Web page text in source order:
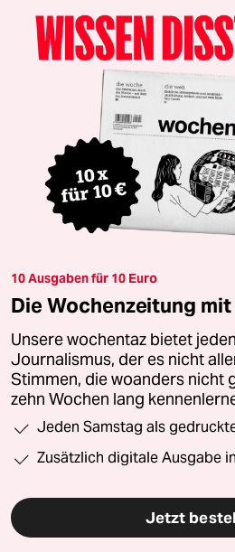
10 Ausgaben für 10 Euro
Die Wochenzeitung
Unsere wochentaz bietet
Journalismus, der es nicht
Stimmen, die woanders nicht
zehn Wochen lang
Jeden Samstag als
Zusätzlich digitale Ausgabe
Jetzt